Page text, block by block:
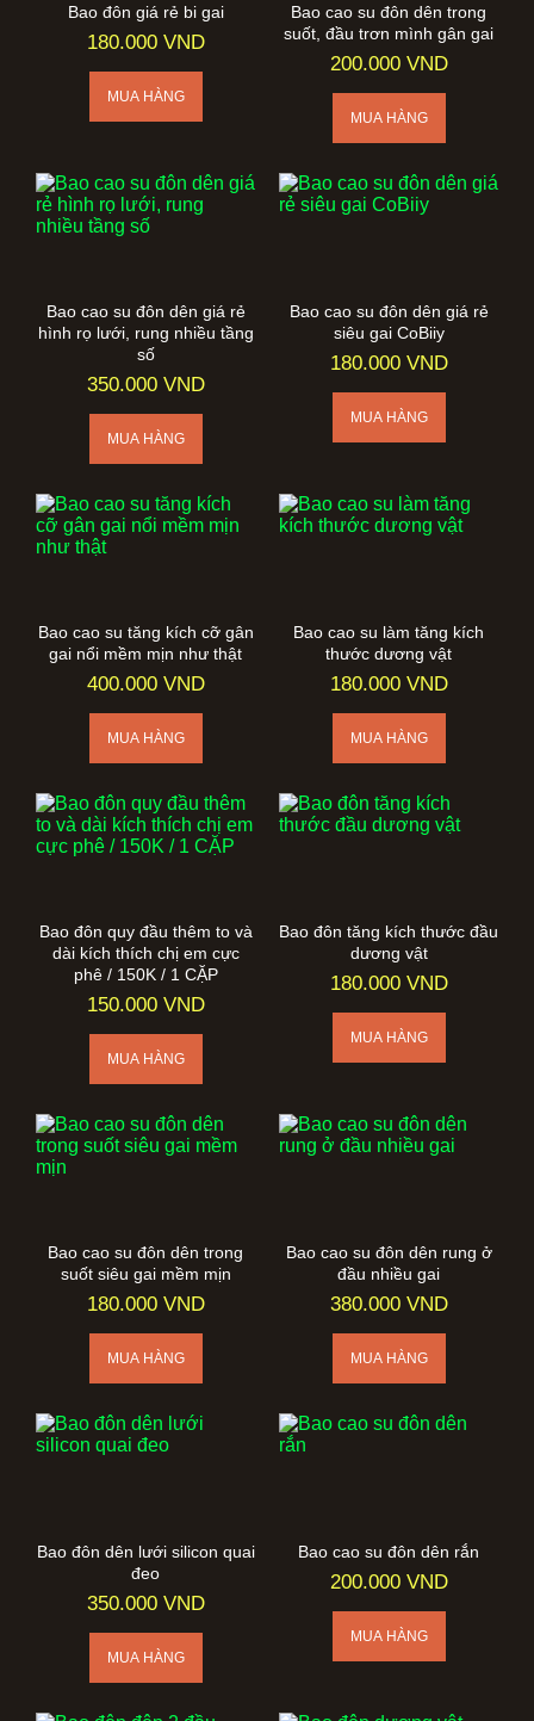
Bao đôn giá rẻ bi gai
180.000 VND
Bao cao su đôn dên trong
suốt, đầu trơn mình gân gai
200.000 VND
Bao cao su đôn dên giá rẻ
hình rọ lưới, rung nhiều tầng
số
350.000 VND
Bao cao su đôn dên giá rẻ
siêu gai CoBiiy
180.000 VND
Bao cao su tăng kích cỡ gân
gai nổi mềm mịn như thật
400.000 VND
Bao cao su làm tăng kích
thước dương vật
180.000 VND
Bao đôn quy đầu thêm to và
dài kích thích chị em cực
phê / 150K / 1 CẶP
150.000 VND
Bao đôn tăng kích thước đầu
dương vật
180.000 VND
Bao cao su đôn dên trong
suốt siêu gai mềm mịn
180.000 VND
Bao cao su đôn dên rung ở
đầu nhiều gai
380.000 VND
Bao đôn dên lưới silicon quai
đeo
350.000 VND
Bao cao su đôn dên rắn
200.000 VND